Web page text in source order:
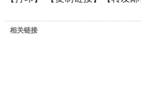
相关链接